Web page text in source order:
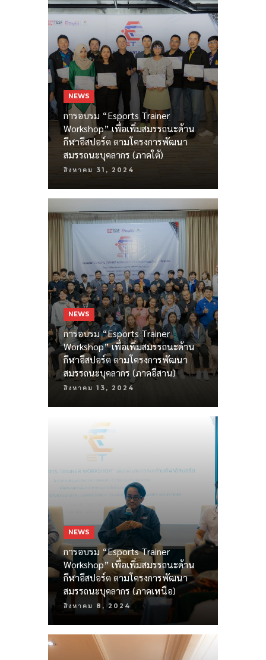
NEWS
การอบรม “Esports Trainer
Workshop” เพื่อเพิ่มสมรรถนะด้าน
กีฬาอีสปอร์ต ตามโครงการพัฒนา
สมรรถนะบุคลากร (ภาคใต้)
สิงหาคม 31, 2024
NEWS
การอบรม “Esports Trainer
Workshop” เพื่อเพิ่มสมรรถนะด้าน
กีฬาอีสปอร์ต ตามโครงการพัฒนา
สมรรถนะบุคลากร (ภาคอีสาน)
สิงหาคม 13, 2024
NEWS
การอบรม “Esports Trainer
Workshop” เพื่อเพิ่มสมรรถนะด้าน
กีฬาอีสปอร์ต ตามโครงการพัฒนา
สมรรถนะบุคลากร (ภาคเหนือ)
สิงหาคม 8, 2024